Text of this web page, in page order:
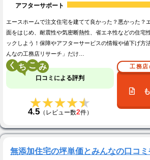
アフターサポート
エースホームで注文住宅を建てて良かった？悪かった？
面をはじめ、耐震性や気密断熱性、省エネ性などの住宅
ックしよう！保障やアフターサービスの情報や値下げ方
んなの工務店リサーチ」だけ…
く こ
口コミによる評判
★★★★★
★★★★★
4.5（レビュー数2件）
工務店
無添加住宅の坪単価とみんなの口コ